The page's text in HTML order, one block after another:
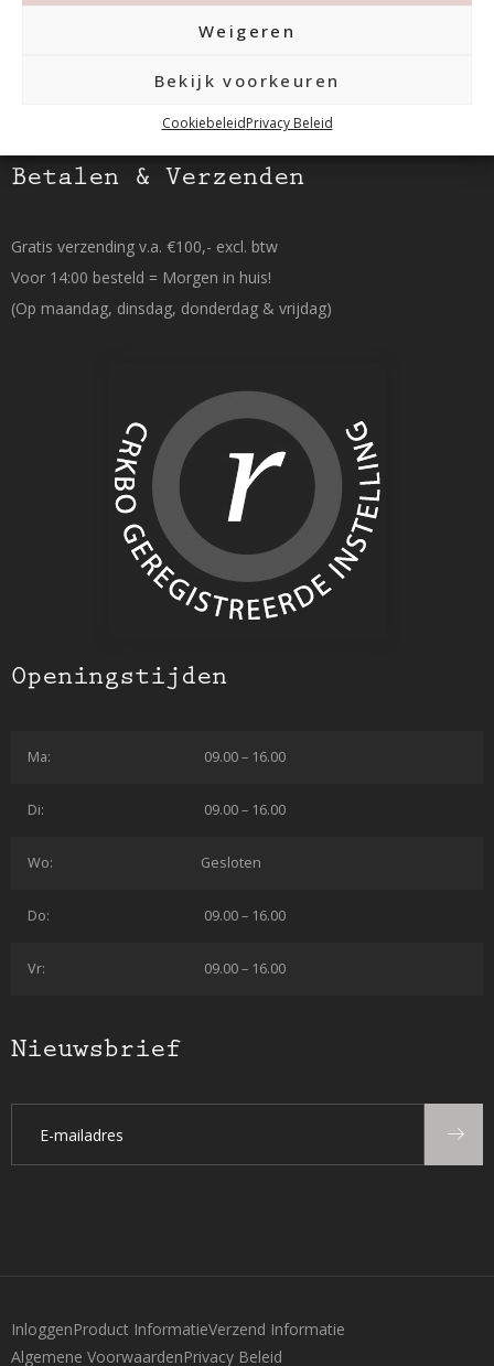
Weigeren
Bekijk voorkeuren
CookiebeleidPrivacy Beleid
info@mfacademy.nl
Betalen & Verzenden
Gratis verzending v.a. €100,- excl. btw
Voor 14:00 besteld = Morgen in huis!
(Op maandag, dinsdag, donderdag & vrijdag)
Openingstijden
Ma: 09.00 – 16.00
Di: 09.00 – 16.00
Wo: Gesloten
Do: 09.00 – 16.00
Vr: 09.00 – 16.00
Nieuwsbrief
InloggenProduct InformatieVerzend Informatie
Algemene VoorwaardenPrivacy Beleid